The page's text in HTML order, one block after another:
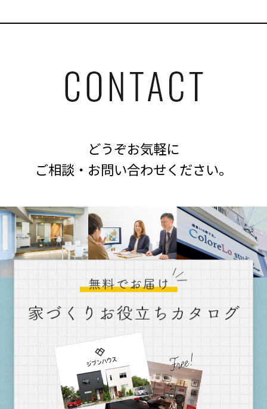
どうぞお気軽に
ご相談・お問い合わせください。